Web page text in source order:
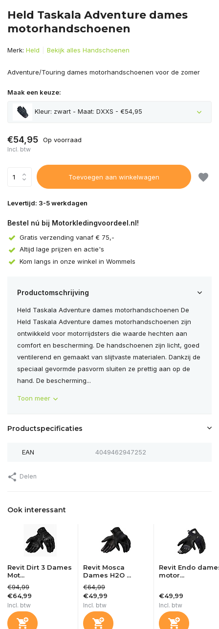
Held Taskala Adventure dames
motorhandschoenen
Merk: Held Bekijk alles Handschoenen
Adventure/Touring dames motorhandschoenen voor de zomer
Maak een keuze:
Kleur: zwart - Maat: DXXS - €54,95
€54,95 Op voorraad
Incl. btw
Toevoegen aan winkelwagen
Levertijd: 3-5 werkdagen
Bestel nú bij Motorkledingvoordeel.nl!
Gratis verzending vanaf € 75,-
Altijd lage prijzen en actie's
Kom langs in onze winkel in Wommels
Productomschrijving
Held Taskala Adventure dames motorhandschoenen De
Held Taskala Adventure dames motorhandschoenen zijn
ontwikkeld voor motorrijdsters die waarde hechten aan
comfort en bescherming. De handschoenen zijn licht, goed
ventilerend en gemaakt van slijtvaste materialen. Dankzij de
speciaal gevormde pasvorm sluiten ze prettig aan op de
hand. De bescherming...
Toon meer
Productspecificaties
EAN 4049462947252
Delen
Ook interessant
Revit Dirt 3 Dames
Mot...
€94,99
€64,99
Incl. btw
Revit Mosca
Dames H2O ...
€64,99
€49,99
Incl. btw
Revit Endo
motor...
€49,99
Incl. btw